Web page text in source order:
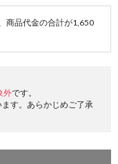
商品代金の合計が1,650
外です。
す。あらかじめご了承